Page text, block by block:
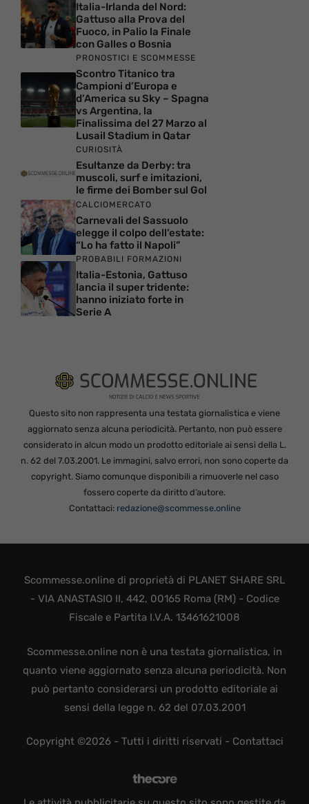
Italia-Irlanda del Nord:
Gattuso alla Prova del
Fuoco, in Palio la Finale
con Galles o Bosnia
PRONOSTICI E SCOMMESSE
Scontro Titanico tra
Campioni d’Europa e
d’America su Sky – Spagna
vs Argentina, la
Finalissima del 27 Marzo al
Lusail Stadium in Qatar
CURIOSITÀ
Esultanze da Derby: tra
muscoli, surf e imitazioni,
le firme dei Bomber sul Gol
CALCIOMERCATO
Carnevali del Sassuolo
elegge il colpo dell’estate:
“Lo ha fatto il Napoli”
PROBABILI FORMAZIONI
Italia-Estonia, Gattuso
lancia il super tridente:
hanno iniziato forte in
Serie A
Questo sito non rappresenta una testata giornalistica e viene
aggiornato senza alcuna periodicità. Pertanto, non può essere
considerato in alcun modo un prodotto editoriale ai sensi della L.
n. 62 del 7.03.2001. Le immagini, salvo errori, non sono coperte da
copyright. Siamo comunque disponibili a rimuoverle nel caso
fossero coperte da diritto d’autore.
Contattaci: redazione@scommesse.online
Scommesse.online di proprietà di PLANET SHARE SRL
- VIA ANASTASIO II, 442, 00165 Roma (RM) - Codice
Fiscale e Partita I.V.A. 13461621008
Scommesse.online non è una testata giornalistica, in
quanto viene aggiornato senza alcuna periodicità. Non
può pertanto considerarsi un prodotto editoriale ai
sensi della legge n. 62 del 07.03.2001
Copyright ©2026 - Tutti i diritti riservati - Contattaci